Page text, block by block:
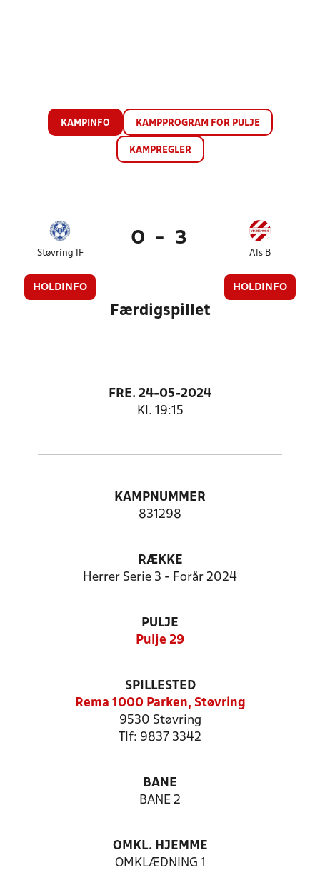
KAMPINFO KAMPPROGRAM FOR PULJE
KAMPREGLER
Støvring IF
HOLDINFO
0 - 3
Als B
HOLDINFO
Færdigspillet
FRE. 24-05-2024
Kl. 19:15
KAMPNUMMER
831298
RÆKKE
Herrer Serie 3 - Forår 2024
PULJE
Pulje 29
SPILLESTED
Rema 1000 Parken, Støvring
9530 Støvring
Tlf: 9837 3342
BANE
BANE 2
OMKL. HJEMME
OMKLÆDNING 1